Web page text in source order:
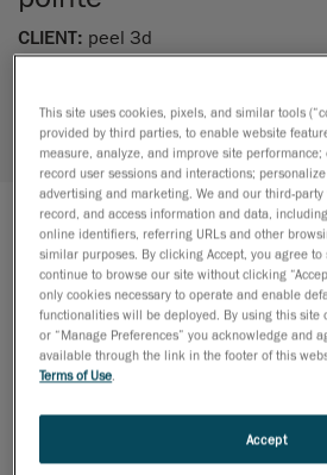
CLIENT: peel 3d
EXPERTISES: Ingénierie mécanique
Modélisation de surfaces avancées
LE PROJET
Grâce aux bons outils et à une
technologie, il est possible de
pour les modèles réduits. Vous
passe-temps les plus prisés de
du vingtième siècle a connu
totale dans ce cas d’étude au
This site uses cookies, pixels, and similar tools
provided by third parties, to enable website
measure, analyze, and improve site performance;
record user sessions and interactions;
advertising and marketing. We and our third-party
record, and access information and data,
online identifiers, referring URLs and other
similar purposes. By clicking Accept, you agree to
continue to browse our site without clicking
only cookies necessary to operate and enable
functionalities will be deployed. By using this site
or “Manage Preferences” you acknowledge and
available through the link in the footer of this
Terms of Use
Accept